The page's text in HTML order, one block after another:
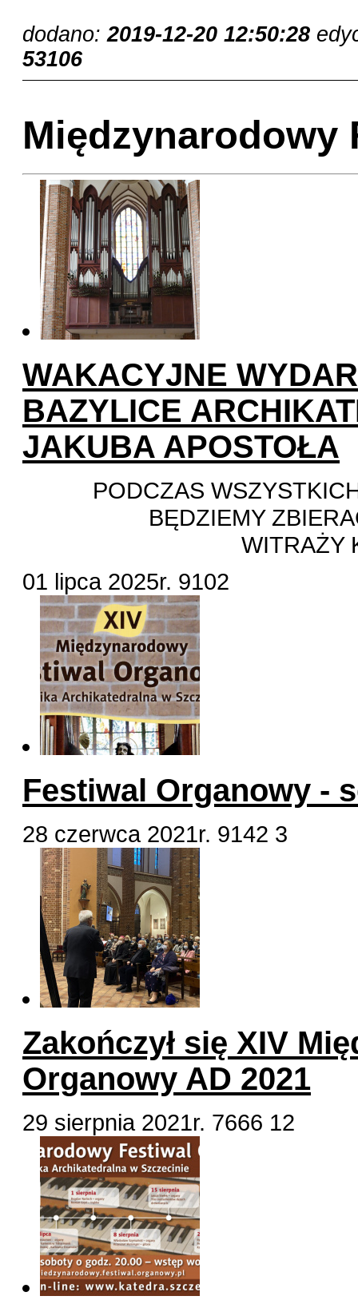
dodano:2019-12-20 12:50:28
53106
Międzynarodowy
WAKACYJNE
BAZYLICE
JAKUBA APOSTOŁA
PODCZAS
BĘDZIEMY
WITRAŻY
01 lipca 2025r. 9102
Festiwal Organowy -
28 czerwca 2021r. 9142 3
Zakończył się XIV
Organowy AD 2021
29 sierpnia 2021r. 7666 12